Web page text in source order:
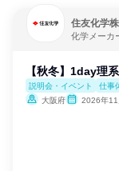
住友化学
化学メーカ
【秋冬】1day理
説明会・イベント
仕事
大阪府
2026年11